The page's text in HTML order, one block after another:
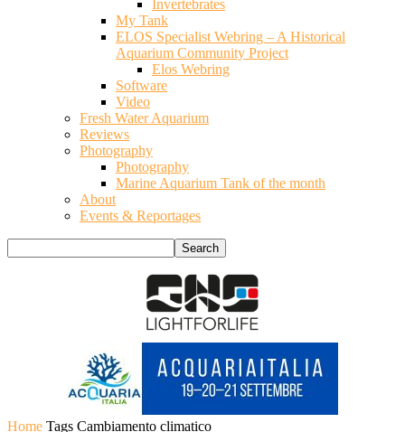
Invertebrates
My Tank
ELOS Specialist Webring – A Historical
Aquarium Community Project
Elos Webring
Software
Video
Fresh Water Aquarium
Reviews
Photography
Photography
Marine Aquarium Tank of the month
About
Events & Reportages
Home Tags Cambiamento climatico